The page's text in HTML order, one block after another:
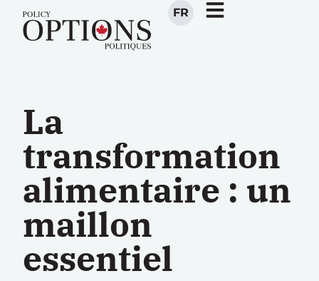
FR
La
transformation
alimentaire : un
maillon
essentiel